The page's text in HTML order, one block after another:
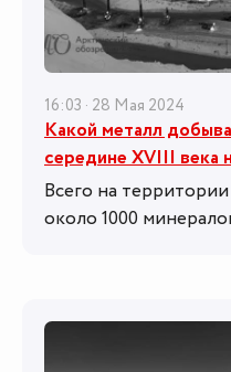
16:03 · 28 Мая 2024
Какой металл
середине XVIII века
Всего на
около 1000